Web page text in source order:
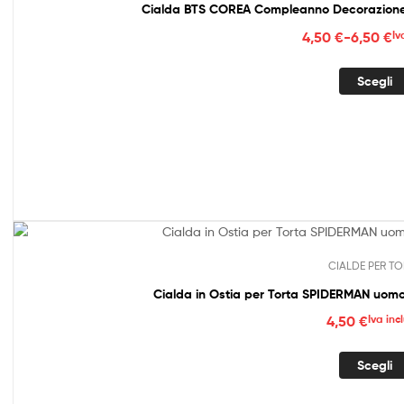
Cialda BTS COREA Compleanno
4,50 €-6,50 €
Scegli
CIALDE PER
Cialda in
4,50 €Iva
Scegli